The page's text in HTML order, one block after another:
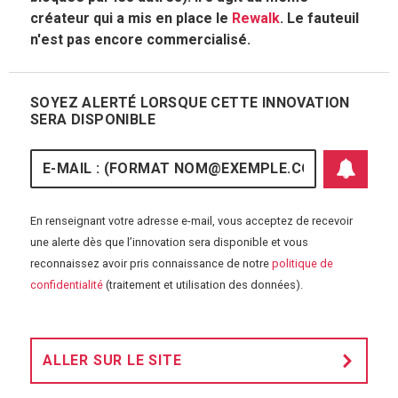
créateur qui a mis en place le Rewalk. Le fauteuil
n'est pas encore commercialisé.
SOYEZ ALERTÉ LORSQUE CETTE INNOVATION
SERA DISPONIBLE
E-mail
En renseignant votre adresse e-mail, vous acceptez de recevoir
une alerte dès que l’innovation sera disponible et vous
reconnaissez avoir pris connaissance de notre politique de
confidentialité (traitement et utilisation des données).
ALLER SUR LE SITE